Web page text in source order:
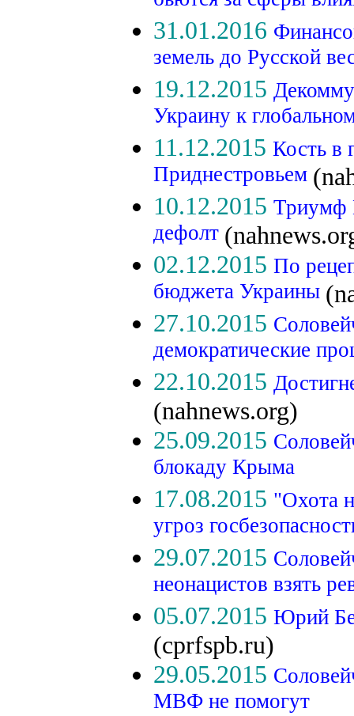
31.01.2016
земель до Русской
19.12.2015
Украину к
11.12.2015 Кость в
Приднестровьем
10.12.2015 Триумф
дефолт
02.12.2015 По
бюджета Украины
27.10.2015
демократические
22.10.2015
(nahnews.org)
25.09.2015
блокаду Крыма
17.08.2015 "Охота
угроз
29.07.2015
неонацистов взять
05.07.2015 Юрий
(cprfspb.ru)
29.05.2015
МВФ не помогут